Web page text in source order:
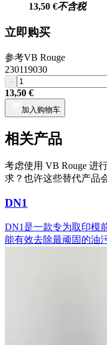
13,50 €不含税
立即购买
参考VB Rouge
230119030
-
13,50 €
加入购物车
相关产品
考虑使用 VB Rouge 进
求？也许这些替代产品
DN1
DN1是一款专为取印模
能有效去除最顽固的油